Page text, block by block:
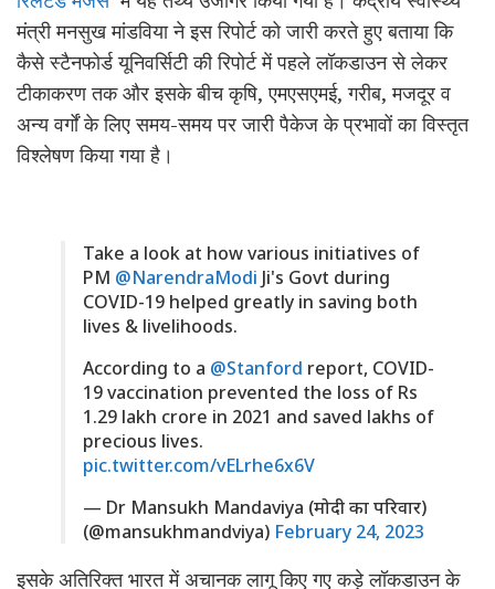
मंत्री मनसुख मांडविया ने इस रिपोर्ट को जारी करते हुए बताया कि
कैसे स्टैनफोर्ड यूनिवर्सिटी की रिपोर्ट में पहले लॉकडाउन से लेकर
टीकाकरण तक और इसके बीच कृषि, एमएसएमई, गरीब, मजदूर व
अन्य वर्गों के लिए समय-समय पर जारी पैकेज के प्रभावों का विस्तृत
विश्लेषण किया गया है।
Take a look at how various initiatives of
PM @NarendraModi Ji's Govt during
COVID-19 helped greatly in saving both
lives & livelihoods.
According to a @Stanford report, COVID-
19 vaccination prevented the loss of Rs
1.29 lakh crore in 2021 and saved lakhs of
precious lives.
pic.twitter.com/vELrhe6x6V
— Dr Mansukh Mandaviya (मोदी का परिवार)
(@mansukhmandviya) February 24, 2023
इसके अतिरिक्त भारत में अचानक लागू किए गए कड़े लॉकडाउन के